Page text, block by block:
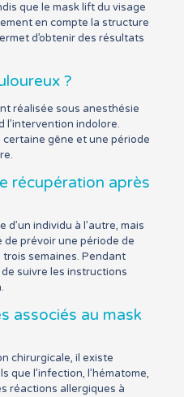
que le mask lift du visage
en compte la structure
d’obtenir des résultats
?
réalisée sous anesthésie
l’intervention indolore.
gêne et une période
récupération après
individu à l’autre, mais
de prévoir une période de
trois semaines. Pendant
suivre les instructions
associés au mask
chirurgicale, il existe
que l’infection, l’hématome,
réactions allergiques à